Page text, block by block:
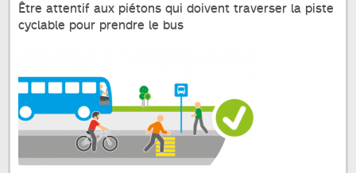
Être attentif aux piétons qui doivent traverser la piste
cyclable pour prendre le bus